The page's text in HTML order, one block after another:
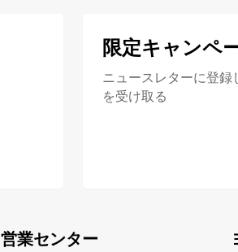
限定キャンペ
ニュースレターに登録
を受け取る
営業センター